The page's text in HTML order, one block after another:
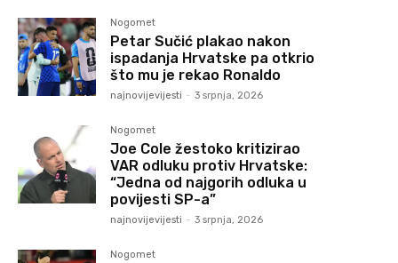
Nogomet
Petar Sučić plakao nakon
ispadanja Hrvatske pa otkrio
što mu je rekao Ronaldo
najnovijevijesti - 3 srpnja, 2026
Nogomet
Joe Cole žestoko kritizirao
VAR odluku protiv Hrvatske:
“Jedna od najgorih odluka u
povijesti SP-a”
najnovijevijesti - 3 srpnja, 2026
Nogomet